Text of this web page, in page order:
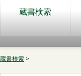
蔵書検索
蔵書検索 >